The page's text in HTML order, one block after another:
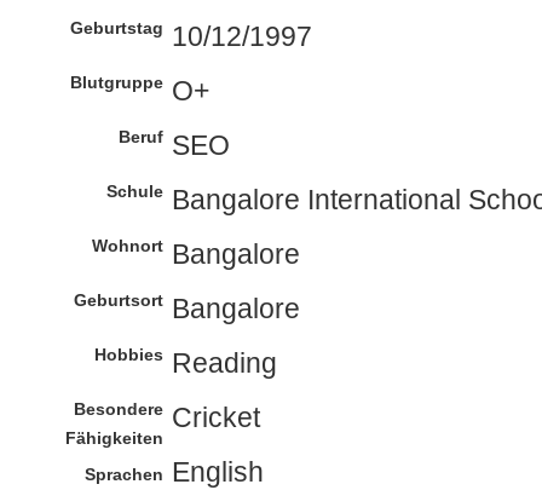
Geburtstag 10/12/1997
Blutgruppe O+
Beruf SEO
Schule Bangalore International
Wohnort Bangalore
Geburtsort Bangalore
Hobbies Reading
Besondere
Fähigkeiten
Cricket
Sprachen English